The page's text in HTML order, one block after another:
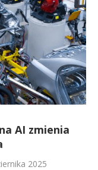
AI zmienia
2025